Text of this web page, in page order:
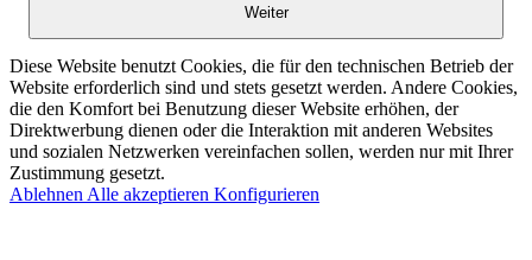
Weiter
Diese Website benutzt Cookies, die für den technischen Betrieb der
Website erforderlich sind und stets gesetzt werden. Andere Cookies,
die den Komfort bei Benutzung dieser Website erhöhen, der
Direktwerbung dienen oder die Interaktion mit anderen Websites
und sozialen Netzwerken vereinfachen sollen, werden nur mit Ihrer
Zustimmung gesetzt.
Ablehnen Alle akzeptieren Konfigurieren